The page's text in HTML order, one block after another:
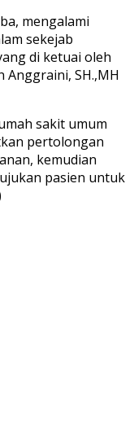
mengalami
sekejab
di ketuai oleh
Anggraini, SH.,MH
sakit umum
pertolongan
kemudian
pasien untuk